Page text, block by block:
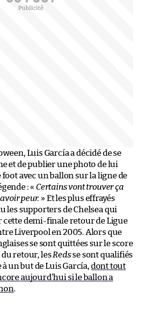
Luis García a décidé de se
et de publier une photo de lui
foot avec un ballon sur la ligne de
: « Certains vont trouver ça
peur. » Et les plus effrayés
les supporters de Chelsea qui
cette demi-finale retour de Ligue
Liverpool en 2005. Alors que
se sont quittées sur le score
du retour, lesRedsse sont qualifiés
un but de Luis García, dont tout
aujourd’hui si le ballon a
.